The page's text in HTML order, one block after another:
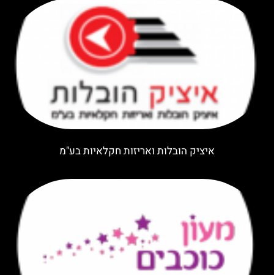
איציק הובלות ואריזות חקלאיות בע"מ